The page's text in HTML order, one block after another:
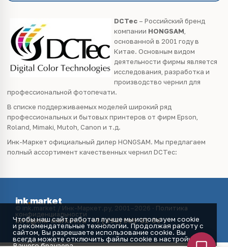
DCTec – Российский бренд
компании HONGSAM
основанной в 2001 году в
Китае. Основным видом
деятельности фирмы является
исследования, разработка и
производство чернил для
профессиональной фотопечати.
В списке поддерживаемых моделей широкий ряд
профессиональных и бытовых принтеров от фирм Epson,
Roland, Mimaki, Mutoh, Canon и т.д.
Инк-Маркет официальный дилер HONGSAM. Мы предлагаем
полный ассортимент качественных чернил DCTec:
ink.market
© ink.market / Инк-Маркет.ру, 2001–2026 · Политика
конфиденциальности
info@ink-market.ru·+7 (495) 565-31-09
Чтобы наш сайт работал лучше мы используем cookie
и рекомендательные технологии. Продолжая работу с
сайтом, Вы разрешаете использование cookie. Вы
всегда можете отключить файлы cookie в настройках